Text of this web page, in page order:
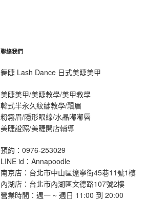
聯絡我們
舞睫 Lash Dance 日式美睫美甲
美睫美甲/美睫教學/美甲教學
韓式半永久紋繡教學/飄眉
粉霧眉/隱形眼線/水晶嘟嘟唇
美睫證照/美睫開店輔導
預約：0976-253029
LINE id：Annapoodle
南京店：台北市中山區遼寧街45巷11號1樓
內湖店：台北市內湖區文德路107號2樓
營業時間：週一 ~ 週日 11:00 到 20:00